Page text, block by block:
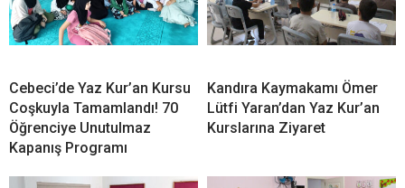
Cebeci’de Yaz Kur’an Kursu
Coşkuyla Tamamlandı! 70
Öğrenciye Unutulmaz
Kapanış Programı
Kandıra Kaymakamı Ömer
Lütfi Yaran’dan Yaz Kur’an
Kurslarına Ziyaret